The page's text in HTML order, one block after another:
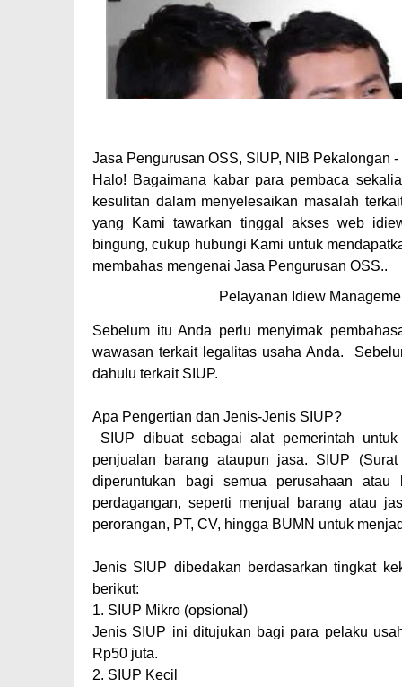
Jasa Pengurusan OSS, SIUP, NIB Pekalongan -
Halo! Bagaimana kabar para pembaca
kesulitan dalam menyelesaikan masalah
yang Kami tawarkan tinggal akses web
bingung, cukup hubungi Kami untuk
membahas mengenai Jasa Pengurusan OSS..
Pelayanan Idiew
Sebelum itu Anda perlu menyimak
wawasan terkait legalitas usaha Anda.
dahulu terkait SIUP.
Apa Pengertian dan Jenis-Jenis SIUP?
SIUP dibuat sebagai alat pemerintah
penjualan barang ataupun jasa. SIUP
diperuntukan bagi semua perusahaan
perdagangan, seperti menjual barang atau
perorangan, PT, CV, hingga BUMN untuk
Jenis SIUP dibedakan berdasarkan tingkat
berikut:
1. SIUP Mikro (opsional)
Jenis SIUP ini ditujukan bagi para pelaku
Rp50 juta.
2. SIUP Kecil